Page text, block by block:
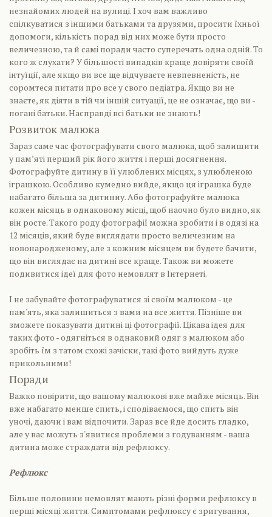
незнайомих людей на вулиці. І хоч вам важливо
спілкуватися з іншими батьками та друзями, просити їхньої
допомоги, кількість порад від них може бути просто
величезною, та й самі поради часто суперечать одна одній. То
кого ж слухати? У більшості випадків краще довіряти своїй
інтуїції, але якщо ви все ще відчуваєте невпевненість, не
соромтеся питати про все у свого педіатра. Якщо ви не
знаєте, як діяти в тій чи іншій ситуації, це не означає, що ви -
погані батьки. Насправді всі батьки не знають!
Розвиток малюка
Зараз саме час фотографувати свого малюка, щоб залишити
у пам’яті перший рік його життя і перші досягнення.
Фотографуйте дитину в її улюблених місцях, з улюбленою
іграшкою. Особливо кумедно вийде, якщо ця іграшка буде
набагато більша за дитиниу. Або фотографуйте малюка
кожен місяць в однаковому місці, щоб наочно було видно, як
він росте. Такого роду фотографії можна зробити і в одязі на
12 місяців, який буде виглядати просто величезним на
новонародженому, але з кожним місяцем ви будете бачити,
що він виглядає на дитині все краще. Також ви можете
подивитися ідеї для фото немовлят в Інтернеті.
І не забувайте фотографуватися зі своїм малюком - це
пам'ять, яка залишиться з вами на все життя. Пізніше ви
зможете показувати дитині ці фотографії. Цікава ідея для
таких фото - одягніться в однаковий одяг з малюком або
зробіть їм з татом схожі зачіски, такі фото вийдуть дуже
прикольними!
Поради
Важко повірити, що вашому малюкові вже майже місяць. Він
вже набагато менше спить, і сподіваємося, що спить він
уночі, даючи і вам відпочити. Зараз все йде досить гладко,
але у вас можуть з'явитися проблеми з годуванням - ваша
дитина може страждати від рефлюксу.
Рефлюкс
Більше половини немовлят мають різні форми рефлюксу в
перші місяці життя. Симптомами рефлюксу є зригування,